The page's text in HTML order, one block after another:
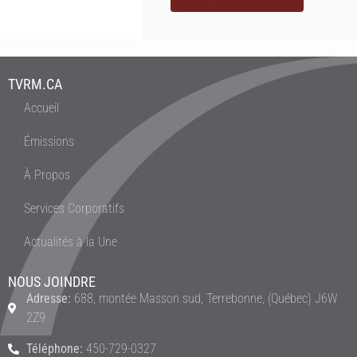
TVRM.CA
Accueil
Émissions
À Propos
Services Corporatifs
Actualités à la Une
NOUS JOINDRE
Adresse: 688, montée Masson sud, Terrebonne, (Québec) J6W
2Z9
Téléphone: 450-729-0327